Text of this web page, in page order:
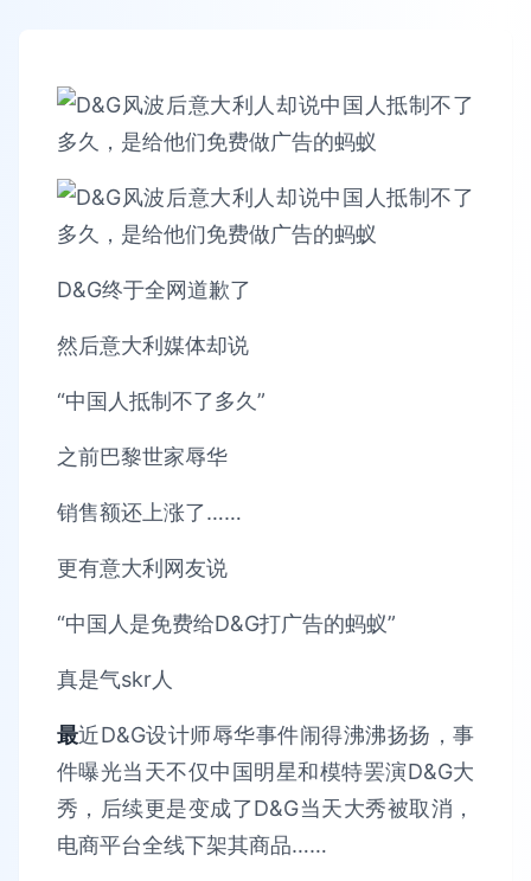
D&G终于全网道歉了
然后意大利媒体却说
“中国人抵制不了多久”
之前巴黎世家辱华
销售额还上涨了……
更有意大利网友说
“中国人是免费给D&G打广告的蚂蚁”
真是气skr人
最近D&G设计师辱华事件闹得沸沸扬扬，事
件曝光当天不仅中国明星和模特罢演D&G大
秀，后续更是变成了D&G当天大秀被取消，
电商平台全线下架其商品……